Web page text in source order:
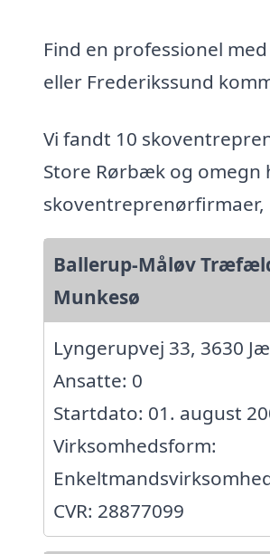
Find en professionel
eller Frederikssund
Vi fandt 10
Store Rørbæk og omegn
skoventreprenørfirmaer,
Ballerup-Måløv
Munkesø
Lyngerupvej 33, 3630
Ansatte: 0
Startdato: 01. august
Virksomhedsform:
CVR: 28877099